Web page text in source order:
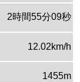
2時間55分09秒
12.02km/h
1455m